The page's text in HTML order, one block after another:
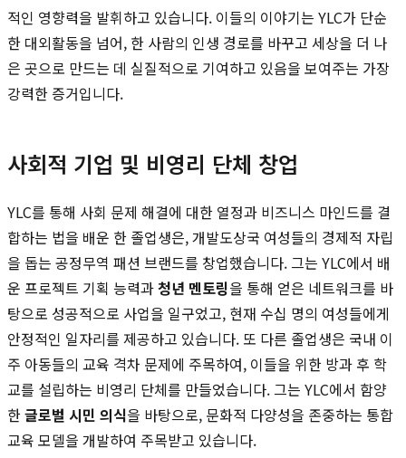
적인 영향력을 발휘하고 있습니다. 이들의 이야기는 YLC가 단순
한 대외활동을 넘어, 한 사람의 인생 경로를 바꾸고 세상을 더 나
은 곳으로 만드는 데 실질적으로 기여하고 있음을 보여주는 가장
강력한 증거입니다.
사회적 기업 및 비영리 단체 창업
YLC를 통해 사회 문제 해결에 대한 열정과 비즈니스 마인드를 결
합하는 법을 배운 한 졸업생은, 개발도상국 여성들의 경제적 자립
을 돕는 공정무역 패션 브랜드를 창업했습니다. 그는 YLC에서 배
운 프로젝트 기획 능력과청년 멘토링을 통해 얻은 네트워크를 바
탕으로 성공적으로 사업을 일구었고, 현재 수십 명의 여성들에게
안정적인 일자리를 제공하고 있습니다. 또 다른 졸업생은 국내 이
주 아동들의 교육 격차 문제에 주목하여, 이들을 위한 방과 후 학
교를 설립하는 비영리 단체를 만들었습니다. 그는 YLC에서 함양
한글로벌 시민 의식을 바탕으로, 문화적 다양성을 존중하는 통합
교육 모델을 개발하여 주목받고 있습니다.